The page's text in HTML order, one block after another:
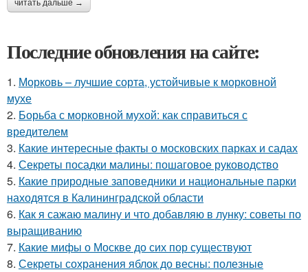
читать дальше →
Последние обновления на сайте:
1. Морковь – лучшие сорта, устойчивые к морковной
мухе
2. Борьба с морковной мухой: как справиться с
вредителем
3. Какие интересные факты о московских парках и садах
4. Секреты посадки малины: пошаговое руководство
5. Какие природные заповедники и национальные парки
находятся в Калининградской области
6. Как я сажаю малину и что добавляю в лунку: советы по
выращиванию
7. Какие мифы о Москве до сих пор существуют
8. Секреты сохранения яблок до весны: полезные